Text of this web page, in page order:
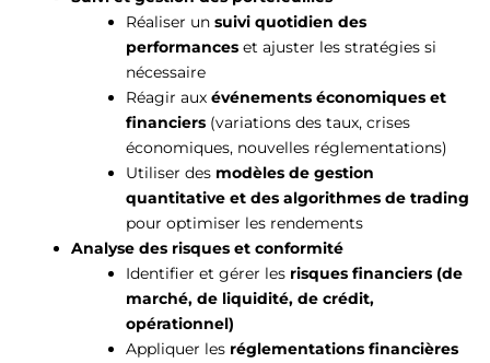
Réaliser un suivi quotidien des
performances et ajuster les stratégies si
nécessaire
Réagir aux événements économiques et
financiers (variations des taux, crises
économiques, nouvelles réglementations)
Utiliser des modèles de gestion
quantitative et des algorithmes de trading
pour optimiser les rendements
Analyse des risques et conformité
Identifier et gérer les risques financiers (de
marché, de liquidité, de crédit,
opérationnel)
Appliquer les réglementations financières